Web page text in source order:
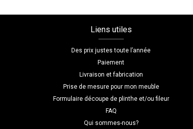
H=180
P=45Liens utiles
Des prix justes toute l’année
Paiement
Livraison et fabrication
Prise de mesure pour mon meuble
Formulaire découpe de plinthe et/ou fileur
FAQ
Qui sommes-nous?